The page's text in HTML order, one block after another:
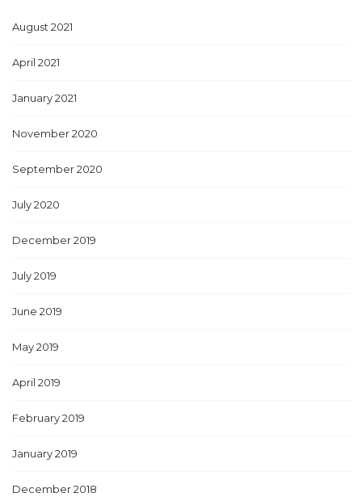
August 2021
April 2021
January 2021
November 2020
September 2020
July 2020
December 2019
July 2019
June 2019
May 2019
April 2019
February 2019
January 2019
December 2018